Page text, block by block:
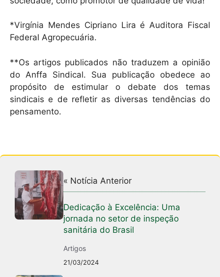
*Virgínia Mendes Cipriano Lira é Auditora Fiscal
Federal Agropecuária.
**Os artigos publicados não traduzem a opinião
do Anffa Sindical. Sua publicação obedece ao
propósito de estimular o debate dos temas
sindicais e de refletir as diversas tendências do
pensamento.
« Notícia Anterior
Dedicação à Excelência: Uma
jornada no setor de inspeção
sanitária do Brasil
Artigos
21/03/2024